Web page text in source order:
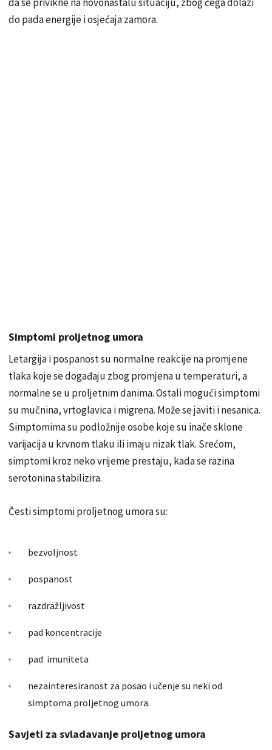
do pada energije i osjećaja zamora.
Simptomi proljetnog umora
Letargija i pospanost su normalne reakcije na promjene
tlaka koje se događaju zbog promjena u temperaturi, a
normalne se u proljetnim danima. Ostali mogući simptomi
su mučnina, vrtoglavica i migrena. Može se javiti i nesanica.
Simptomima su podložnije osobe koje su inače sklone
varijacija u krvnom tlaku ili imaju nizak tlak. Srećom,
simptomi kroz neko vrijeme prestaju, kada se razina
serotonina stabilizira.
Česti simptomi proljetnog umora su:
bezvoljnost
pospanost
razdražljivost
pad koncentracije
pad imuniteta
nezainteresiranost za posao i učenje su neki od
simptoma proljetnog umora.
Savjeti za svladavanje proljetnog umora